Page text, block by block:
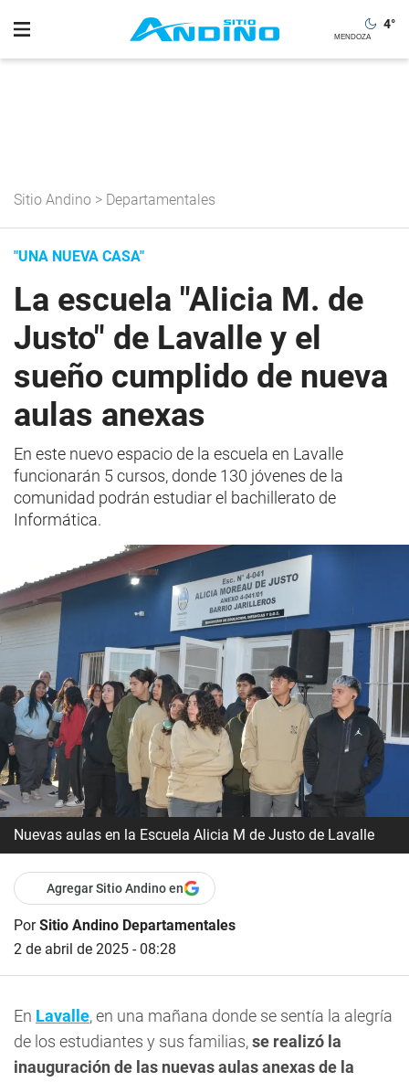
4°
Sitio Andino > Departamentales
"UNA NUEVA CASA"
La escuela "Alicia M. de
Justo" de Lavalle y el
sueño cumplido de nueva
aulas anexas
En este nuevo espacio de la escuela en Lavalle
funcionarán 5 cursos, donde 130 jóvenes de la
comunidad podrán estudiar el bachillerato de
Informática.
Nuevas aulas en la Escuela Alicia M de Justo de Lavalle
Agregar Sitio Andino en
PorSitio Andino Departamentales
2 de abril de 2025 - 08:28
En Lavalle, en una mañana donde se sentía la alegría
de los estudiantes y sus familias,se realizó la
inauguración de las nuevas aulas anexas de la